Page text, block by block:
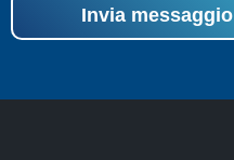
Invia messaggio